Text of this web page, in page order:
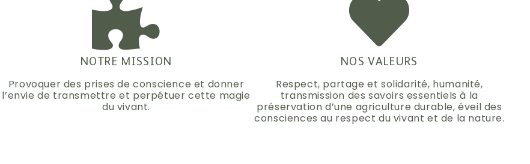
NOTRE MISSION
Provoquer des prises de conscience et donner
l’envie de transmettre et perpétuer cette magie
du vivant.
NOS VALEURS
Respect, partage et solidarité, humanité,
transmission des savoirs essentiels à la
préservation d’une agriculture durable, éveil des
consciences au respect du vivant et de la nature.